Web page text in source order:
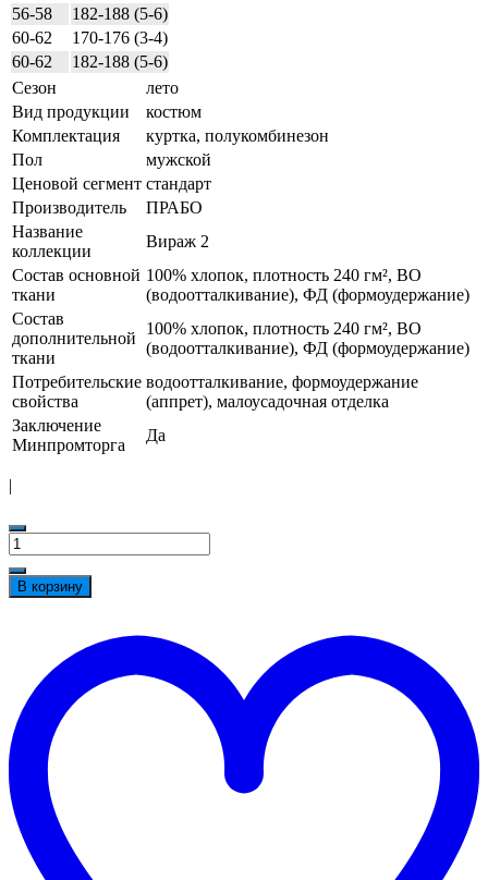
56-58
182-188 (5-6)
60-62
170-176 (3-4)
60-62
182-188 (5-6)
Сезон
лето
Вид продукции
костюм
Комплектация
куртка, полукомбинезон
Пол
мужской
Ценовой сегмент стандарт
Производитель
ПРАБО
Название
коллекции
Вираж 2
Состав основной
ткани
100% хлопок, плотность 240 гм², ВО
(водоотталкивание), ФД (формоудержание)
Состав
дополнительной
ткани
100% хлопок, плотность 240 гм², ВО
(водоотталкивание), ФД (формоудержание)
Потребительские
свойства
водоотталкивание, формоудержание
(аппрет), малоусадочная отделка
Заключение
Минпромторга
Да
|
Количество
товара
Костюм
мужской
синий/
василёк
(куртка
и
полукомбинезон)
В корзину